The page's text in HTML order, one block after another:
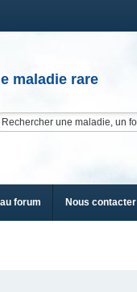
maladie rare
forum Nous contacter